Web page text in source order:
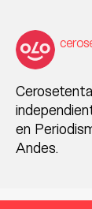
en
Andes.